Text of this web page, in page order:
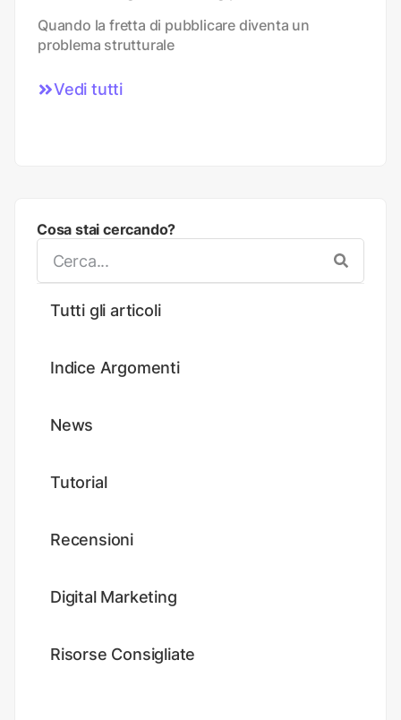
Quando la fretta di pubblicare diventa un
problema strutturale
Vedi tutti
Cosa stai cercando?
Tutti gli articoli
Indice Argomenti
News
Tutorial
Recensioni
Digital Marketing
Risorse Consigliate